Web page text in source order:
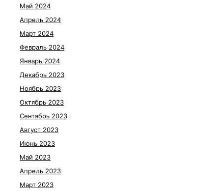
Май 2024
Апрель 2024
Март 2024
Февраль 2024
Январь 2024
Декабрь 2023
Ноябрь 2023
Октябрь 2023
Сентябрь 2023
Август 2023
Июнь 2023
Май 2023
Апрель 2023
Март 2023